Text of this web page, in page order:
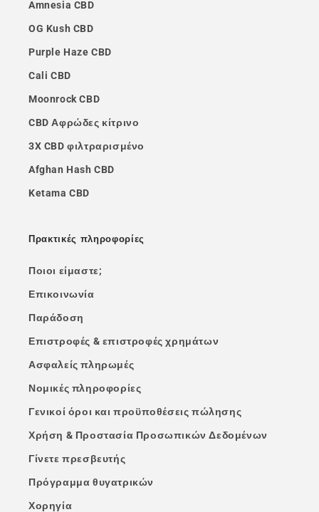
Amnesia CBD
OG Kush CBD
Purple Haze CBD
Cali CBD
Moonrock CBD
CBD Αφρώδες κίτρινο
3X CBD φιλτραρισμένο
Afghan Hash CBD
Ketama CBD
Πρακτικές πληροφορίες
Ποιοι είμαστε;
Επικοινωνία
Παράδοση
Επιστροφές & επιστροφές χρημάτων
Ασφαλείς πληρωμές
Νομικές πληροφορίες
Γενικοί όροι και προϋποθέσεις πώλησης
Χρήση & Προστασία Προσωπικών Δεδομένων
Γίνετε πρεσβευτής
Πρόγραμμα θυγατρικών
Χορηγία